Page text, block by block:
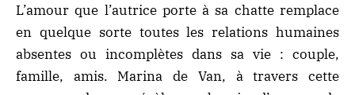
L’amour que l’autrice porte à sa chatte remplace
en quelque sorte toutes les relations humaines
absentes ou incomplètes dans sa vie : couple,
famille, amis. Marina de Van, à travers cette